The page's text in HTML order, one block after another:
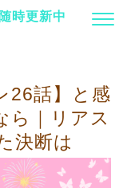
時更新中
26話】と感
ら｜リアス
決断は